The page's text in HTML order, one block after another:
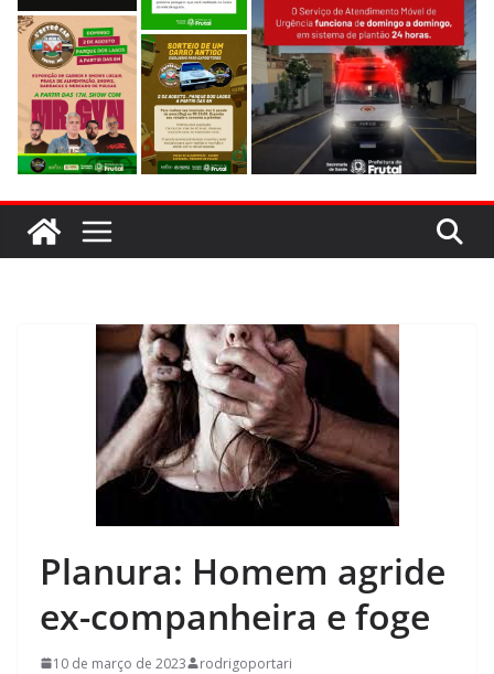
Planura: Homem agride
ex-companheira e foge
10 de março de 2023 rodrigoportari